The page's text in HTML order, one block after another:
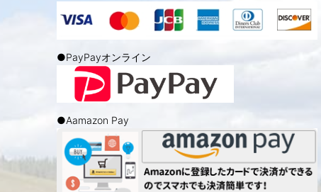
●PayPayオンライン
●Aamazon Pay